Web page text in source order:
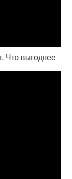
Что выгоднее